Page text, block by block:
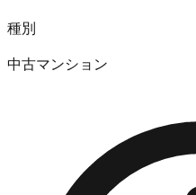
種別
中古マンション